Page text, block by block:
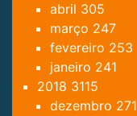
abril 305
março 247
fevereiro 253
janeiro 241
2018 3115
dezembro 271